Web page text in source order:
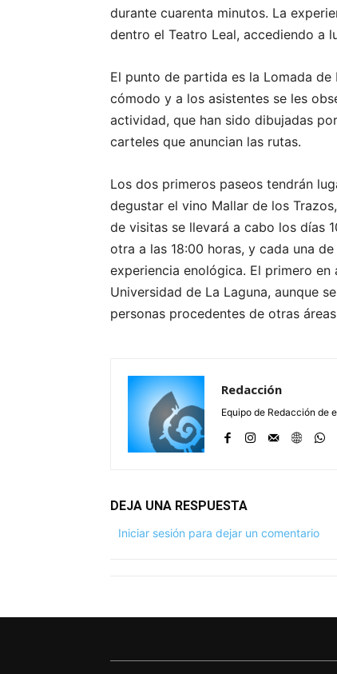
durante cuarenta minutos. La
dentro el Teatro Leal, accediendo a
El punto de partida es la Lomada
cómodo y a los asistentes se les
actividad, que han sido dibujadas
carteles que anuncian las rutas.
Los dos primeros paseos tendrán
degustar el vino Mallar de los
de visitas se llevará a cabo los días
otra a las 18:00 horas, y cada una
experiencia enológica. El primero
Universidad de La Laguna, aunque
personas procedentes de otras
Redacción
Equipo de Redacción de
DEJA UNA RESPUESTA
Iniciar sesión para dejar un comentario